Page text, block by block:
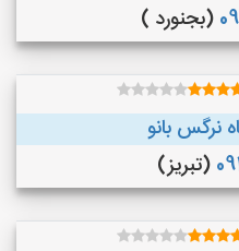
(بجنورد )
نرگس بانو
(تبریز)